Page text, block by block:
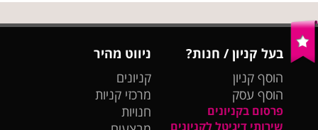
בעל קניון / חנות?
הוסף קניון
הוסף עסק
פרסום בקניונים
שירותי דיגיטל לקניונים
ניווט מהיר
קניונים
מרכזי קניות
חנויות